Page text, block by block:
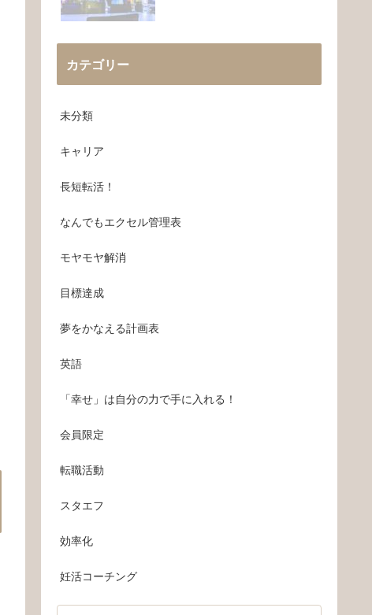
カテゴリー
未分類
キャリア
長短転活！
なんでもエクセル管理表
モヤモヤ解消
目標達成
夢をかなえる計画表
英語
「幸せ」は自分の力で手に入れる！
会員限定
転職活動
スタエフ
効率化
妊活コーチング